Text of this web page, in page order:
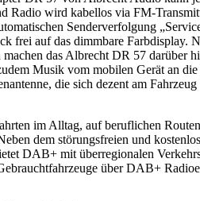
Radio wird kabellos via FM-
Senderverfolgung
frei auf das dimmbare Farbdisplay.
das Albrecht DR 57 darüber
Musik vom mobilen Gerät an
die sich dezent am
im Alltag, auf beruflichen
dem störungsfreien und
DAB+ mit überregionalen
über DAB+